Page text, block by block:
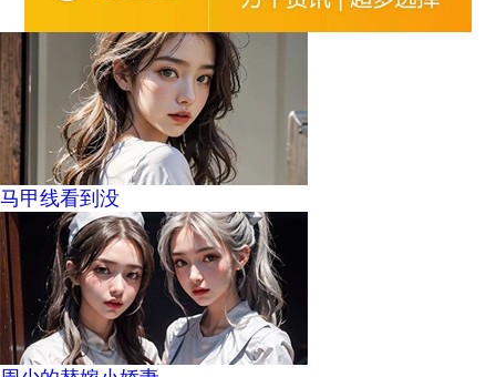
马甲线看到没